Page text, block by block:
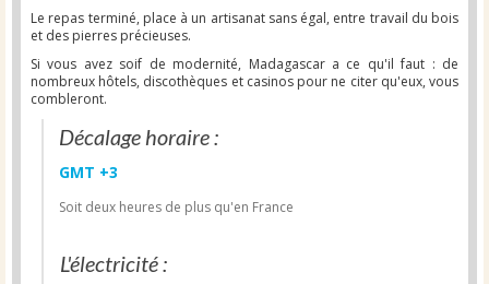
Le repas terminé, place à un artisanat sans égal, entre travail du bois
et des pierres précieuses.
Si vous avez soif de modernité, Madagascar a ce qu'il faut : de
nombreux hôtels, discothèques et casinos pour ne citer qu'eux, vous
combleront.
Décalage horaire :
GMT +3
Soit deux heures de plus qu'en France
L'électricité :